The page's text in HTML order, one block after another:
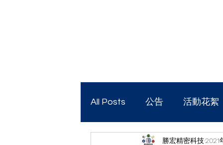
All Posts 公告 活動花絮
勝宏精密科技2021